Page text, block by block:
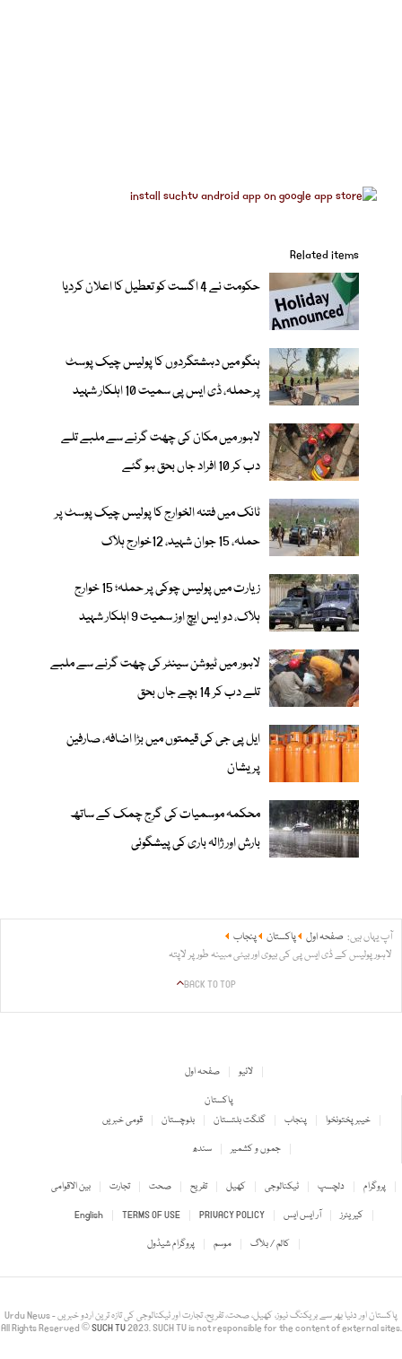
Related items
حکومت نے 4 اگست کو تعطیل کا اعلان کردیا
ہنگو میں دہشتگردوں کا پولیس چیک پوسٹ
پرحملہ، ڈی ایس پی سمیت 10 اہلکار شہید
لاہور میں مکان کی چھت گرنے سے ملبے تلے
دب کر 10 افراد جاں بحق ہو گئے
ٹانک میں فتنہ الخوارج کا پولیس چیک پوسٹ پر
حملہ، 15 جوان شہید، 12خوارج ہلاک
زیارت میں پولیس چوکی پر حملہ؛ 15 خوارج
ہلاک، دو ایس ایچ اوز سمیت 9 اہلکار شہید
لاہور میں ٹیوشن سینٹر کی چھت گرنے سے ملبے
تلے دب کر 14 بچے جاں بحق
ایل پی جی کی قیمتوں میں بڑا اضافہ، صارفین
پریشان
محکمہ موسمیات کی گرج چمک کے ساتھ
بارش اور ژالہ باری کی پیشگوئی
آپ یہاں ہیں: صفحہ اول پاکستان
پنجاب
لاہور پولیس کے ڈی ایس پی کی بیوی اور بیٹی مبینہ طور پر لاپتہ
BACK TO TOP
صفحہ اول
لائیو
پاکستان
قومی خبریں
بلوچستان گلگت بلتستان پنجاب
خیبر پختونخوا
سندھ
جموں و کشمیر
بین الاقوامی تجارت صحت تفریح کھیل ٹیکنالوجی دلچسپ
پروگرام
English
TERMS OF USE PRIVACY POLICY آر ایس ایس
کیریئرز
پروگرام شیڈول
موسم کالم / بلاگ
Urdu News - پاکستان اور دنیا بھر سے بریکنگ نیوز، کھیل، صحت، تفریح، تجارت اور ٹیکنالوجی کی تازہ ترین اردو خبریں
All Rights Reserved ©SUCH TV2023. SUCH TV is not responsible for the content of external sites.